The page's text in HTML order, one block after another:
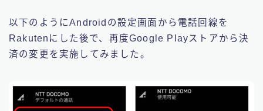
以下のようにAndroidの設定画面から電話回線を
Rakutenにした後で、再度Google Playストアから決
済の変更を実施してみました。